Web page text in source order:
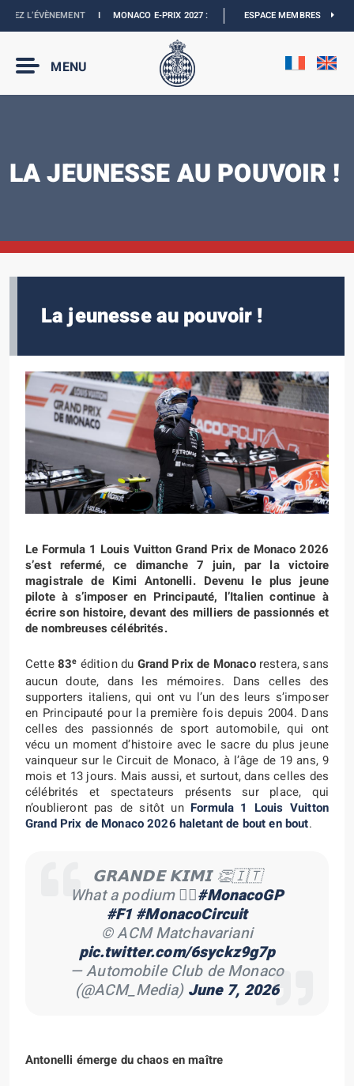
IMONACO E-PRIX 2027 :NOUVELLES DATES IBOUTIQUE
ESPACE MEMBRES
MENU
LA JEUNESSE AU POUVOIR !
La jeunesse au pouvoir !
Le Formula 1 Louis Vuitton Grand Prix de Monaco 2026
s’est refermé, ce dimanche 7 juin, par la victoire
magistrale de Kimi Antonelli. Devenu le plus jeune
pilote à s’imposer en Principauté, l’Italien continue à
écrire son histoire, devant des milliers de passionnés et
de nombreuses célébrités.
Cette83e édition du Grand Prix de Monacorestera, sans
aucun doute, dans les mémoires. Dans celles des
supporters italiens, qui ont vu l’un des leurs s’imposer
en Principauté pour la première fois depuis 2004. Dans
celles des passionnés de sport automobile, qui ont
vécu un moment d’histoire avec le sacre du plus jeune
vainqueur sur le Circuit de Monaco, à l’âge de 19 ans, 9
mois et 13 jours. Mais aussi, et surtout, dans celles des
célébrités et spectateurs présents sur place, qui
n’oublieront pas de sitôt un Formula 1 Louis Vuitton
Grand Prix de Monaco 2026 haletant de bout en bout.
𝗚𝗥𝗔𝗡𝗗𝗘 𝗞𝗜𝗠𝗜 👏🇮🇹
What a podium 😮‍💨#MonacoGP
#F1 #MonacoCircuit
©️ ACM Matchavariani
pic.twitter.com/6syckz9g7p
— Automobile Club de Monaco
(@ACM_Media) June 7, 2026
Antonelli émerge du chaos en maître